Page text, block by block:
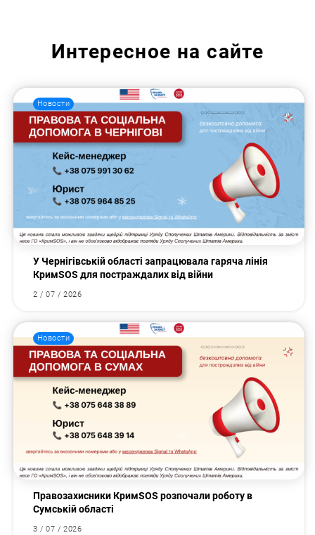
Интересное на сайте
Новости
У Чернігівській області запрацювала гаряча лінія
КримSOS для постраждалих від війни
2 / 07 / 2026
Новости
Правозахисники КримSOS розпочали роботу в
Сумській області
3 / 07 / 2026